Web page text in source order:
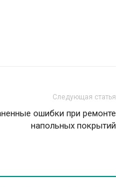
Следующая статья
ошибки при ремонте
напольных покрытий